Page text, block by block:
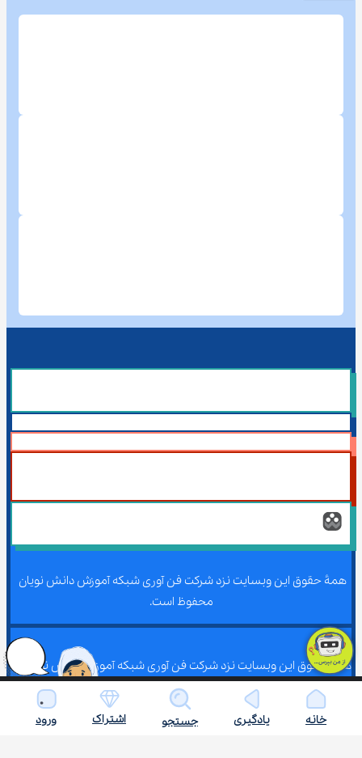
همۀ حقوق این وبسایت نزد شرکت فن آوری شبکه آموزش دانش نویان
محفوظ است.
همۀ حقوق این وبسایت نزد شرکت فن آوری شبکه آموزش دانش نویان
محفوظ است.
خانه یادگیری جستجو اشتراک ورود